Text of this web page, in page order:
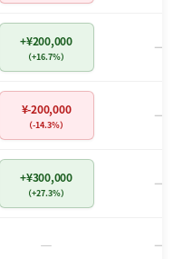
+¥200,000
（+16.7%） －
¥-200,000
（-14.3%） －
+¥300,000
（+27.3%） －
－ －